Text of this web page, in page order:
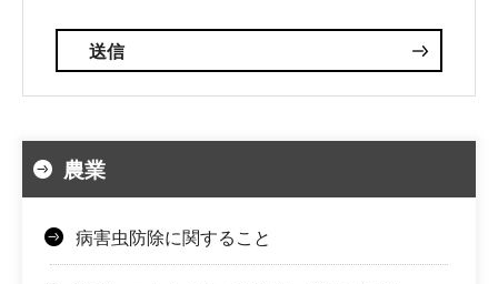
農業
病害虫防除に関すること